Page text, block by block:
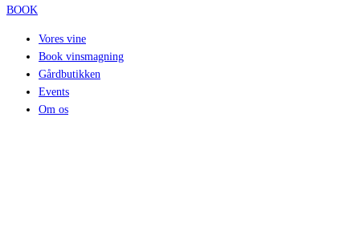
BOOK
Vores vine
Book vinsmagning
Gårdbutikken
Events
Om os